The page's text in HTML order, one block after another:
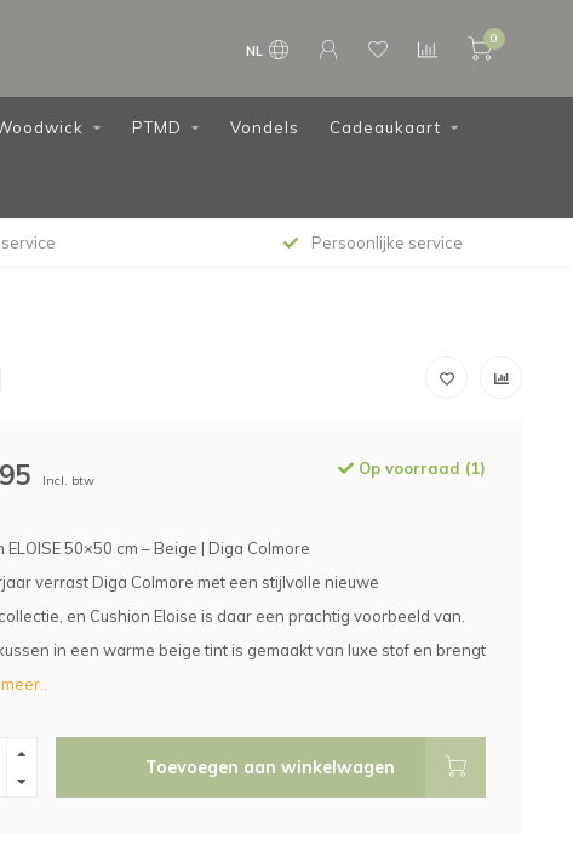
NL
0
PTMD Vondels Cadeaukaart
Persoonlijke service
Incl. btw
Op voorraad (1)
ELOISE 50×50 cm – Beige | Diga Colmore
verrast Diga Colmore met een stijlvolle nieuwe
en Cushion Eloise is daar een prachtig voorbeeld van.
in een warme beige tint is gemaakt van luxe stof en brengt
Toevoegen aan winkelwagen